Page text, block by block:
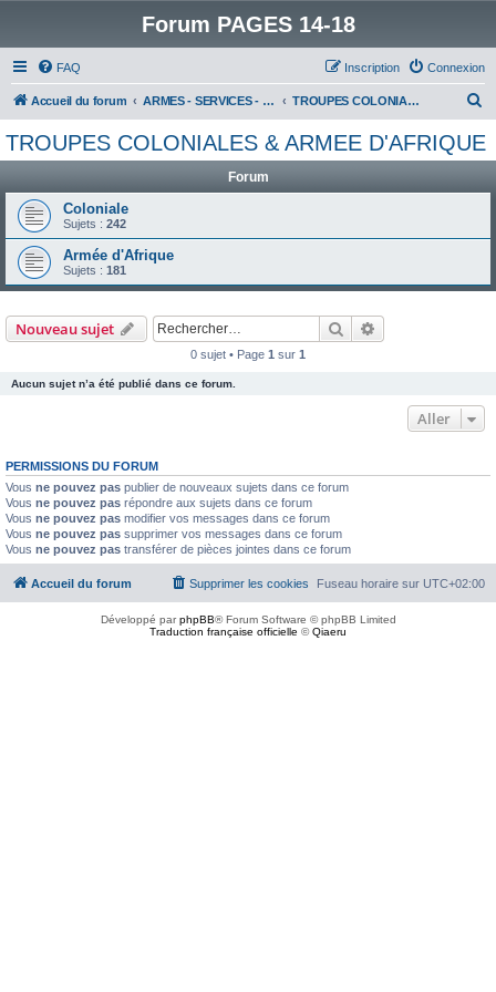
Forum PAGES 14-18
FAQ Connexion
Inscription
Accueil du forum ARMES - SERVICES - UNITES : historiques & discussions TROUPES COLONIALES & ARMEE D'AFRIQUE
c
h
TROUPES COLONIALES & ARMEE D'AFRIQUE
Forum
Coloniale
Sujets : 242
Armée d'Afrique
Sujets : 181
Nouveau sujet Rechercher
0 sujet • Page 1 sur 1
Aucun sujet n’a été publié dans ce forum.
Aller
PERMISSIONS DU FORUM
Vous ne pouvez pas publier de nouveaux sujets dans ce forum
Vous ne pouvez pas répondre aux sujets dans ce forum
Vous ne pouvez pas modifier vos messages dans ce forum
Vous ne pouvez pas supprimer vos messages dans ce forum
Vous ne pouvez pas transférer de pièces jointes dans ce forum
Accueil du forum Fuseau horaire sur UTC+02:00
Supprimer les cookies
Développé parphpBB® Forum Software © phpBB Limited
Traduction française officielle ©Qiaeru